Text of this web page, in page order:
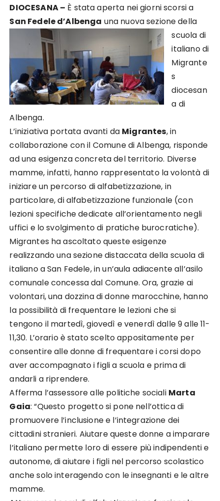
DIOCESANA – È stata aperta nei giorni scorsi a
San Fedeled’Albenga una nuova sezione della
scuola di
italiano di
Migrante
s
diocesan
a di
Albenga.
L’iniziativa portata avanti da Migrantes, in
collaborazione con il Comune di Albenga, risponde
ad una esigenza concreta del territorio. Diverse
mamme, infatti, hanno rappresentato la volontà di
iniziare un percorso di alfabetizzazione, in
particolare, di alfabetizzazione funzionale (con
lezioni specifiche dedicate all’orientamento negli
uffici e lo svolgimento di pratiche burocratiche).
Migrantes ha ascoltato queste esigenze
realizzando una sezione distaccata della scuola di
italiano a San Fedele, in un’aula adiacente all’asilo
comunale concessa dal Comune. Ora, grazie ai
volontari, una dozzina di donne marocchine, hanno
la possibilità di frequentare le lezioni che si
tengono il martedì, giovedì e venerdì dalle 9 alle 11-
11,30. L’orario è stato scelto appositamente per
consentire alle donne di frequentare i corsi dopo
aver accompagnato i figli a scuola e prima di
andarli a riprendere.
Afferma l’assessore alle politiche sociali Marta
Gaia: “Questo progetto si pone nell’ottica di
promuovere l’inclusione e l’integrazione dei
cittadini stranieri. Aiutare queste donne a imparare
l’italiano permette loro di essere più indipendenti e
autonome, di aiutare i figli nel percorso scolastico
anche solo interagendo con le insegnanti e le altre
mamme.